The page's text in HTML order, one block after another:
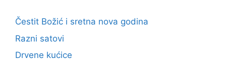
Čestit Božić i sretna nova godina
Razni satovi
Drvene kućice